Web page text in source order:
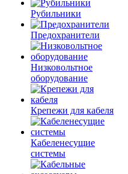
Рубильники
Предохранители
Низковольтное
оборудование
Крепежи для кабеля
Кабеленесущие
системы